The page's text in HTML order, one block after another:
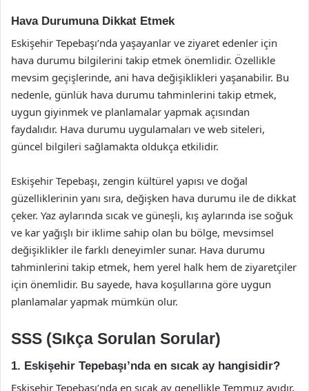
Hava Durumuna Dikkat Etmek
Eskişehir Tepebaşı’nda yaşayanlar ve ziyaret edenler için
hava durumu bilgilerini takip etmek önemlidir. Özellikle
mevsim geçişlerinde, ani hava değişiklikleri yaşanabilir. Bu
nedenle, günlük hava durumu tahminlerini takip etmek,
uygun giyinmek ve planlamalar yapmak açısından
faydalıdır. Hava durumu uygulamaları ve web siteleri,
güncel bilgileri sağlamakta oldukça etkilidir.
Eskişehir Tepebaşı, zengin kültürel yapısı ve doğal
güzelliklerinin yanı sıra, değişken hava durumu ile de dikkat
çeker. Yaz aylarında sıcak ve güneşli, kış aylarında ise soğuk
ve kar yağışlı bir iklime sahip olan bu bölge, mevsimsel
değişiklikler ile farklı deneyimler sunar. Hava durumu
tahminlerini takip etmek, hem yerel halk hem de ziyaretçiler
için önemlidir. Bu sayede, hava koşullarına göre uygun
planlamalar yapmak mümkün olur.
SSS (Sıkça Sorulan Sorular)
1. Eskişehir Tepebaşı’nda en sıcak ay hangisidir?
Eskişehir Tepebaşı’nda en sıcak ay genellikle Temmuz ayıdır.